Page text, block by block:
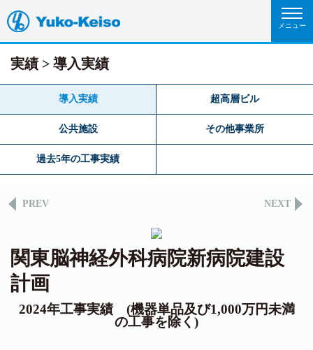
実績 導入実績
導入実績 超高層ビル
公共施設 その他事業所
過去5年の工事実績
PREV NEXT
関東脳神経外科病院新病院建設
計画
2024年工事実績 (機器単品及び1,000万円未満
の工事を除く)